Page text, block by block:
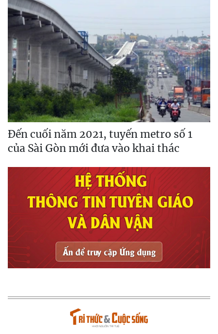
Đến cuối năm 2021, tuyến metro số 1
của Sài Gòn mới đưa vào khai thác